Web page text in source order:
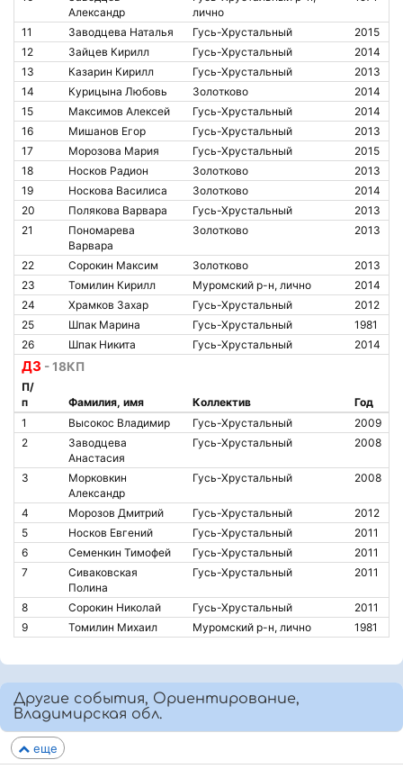
Александр
лично
11 Заводцева Наталья Гусь-Хрустальный
2015
12
Зайцев Кирилл Гусь-Хрустальный
2014
13
Казарин Кирилл Гусь-Хрустальный
2013
14
Курицына Любовь Золотково
2014
15
Максимов Алексей Гусь-Хрустальный
2014
16
Мишанов Егор Гусь-Хрустальный
2013
17
Морозова Мария Гусь-Хрустальный
2015
18
Носков Радион Золотково
2013
19
Носкова Василиса Золотково
2014
20
Полякова Варвара Гусь-Хрустальный
2013
21
Пономарева
Варвара
Золотково 2013
22 Сорокин Максим Золотково
2013
23
Томилин Кирилл Муромский р-н, лично
2014
24
Храмков Захар Гусь-Хрустальный
2012
25
Шпак Марина Гусь-Хрустальный
1981
26
Шпак Никита Гусь-Хрустальный 2014
Д3 - 18КП
П/
п
Фамилия, имя Коллектив
Год
1
Высокос Владимир Гусь-Хрустальный
2009
2
Заводцева
Анастасия
Гусь-Хрустальный 2008
3
Морковкин
Александр
Гусь-Хрустальный 2008
4 Морозов Дмитрий Гусь-Хрустальный
2012
5
Носков Евгений Гусь-Хрустальный
2011
6
Семенкин Тимофей Гусь-Хрустальный
2011
7
Сиваковская
Полина
Гусь-Хрустальный 2011
8 Сорокин Николай Гусь-Хрустальный
2011
9
Томилин Михаил Муромский р-н, лично 1981
Другие события, Ориентирование,
Владимирская обл.
еще